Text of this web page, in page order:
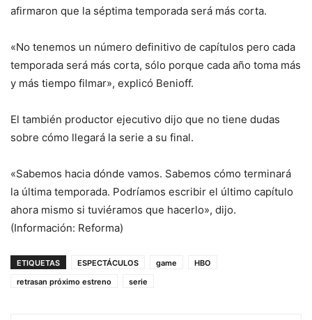
afirmaron que la séptima temporada será más corta.
«No tenemos un número definitivo de capítulos pero cada
temporada será más corta, sólo porque cada año toma más
y más tiempo filmar», explicó Benioff.
El también productor ejecutivo dijo que no tiene dudas
sobre cómo llegará la serie a su final.
«Sabemos hacia dónde vamos. Sabemos cómo terminará
la última temporada. Podríamos escribir el último capítulo
ahora mismo si tuviéramos que hacerlo», dijo.
(Información: Reforma)
ETIQUETAS ESPECTÁCULOS game
HBO
retrasan próximo estreno
serie